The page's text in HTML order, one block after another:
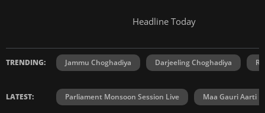
Headline Today
TRENDING: Jammu Choghadiya Darjeeling Choghadiya
LATEST: Parliament Monsoon Session Live Maa Gauri Aarti